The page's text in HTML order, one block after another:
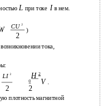
L при токе Iв нем.
СU 2
)
2
тока,
LI 2 H 2
0
V
2 2
плотность магнитной